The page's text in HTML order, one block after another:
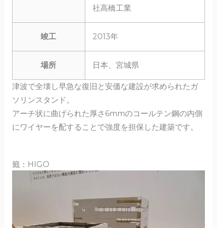
社高橋工業
竣工 2013年
場所 日本、宮城県
津波で全壊し早急な復旧と安価な建設が求められたガ
ソリンスタンド。
アーチ状に曲げられた厚さ6mmのコールテン鋼の内側
にワイヤーを配することで強度を担保した建築です。
籤：HIGO